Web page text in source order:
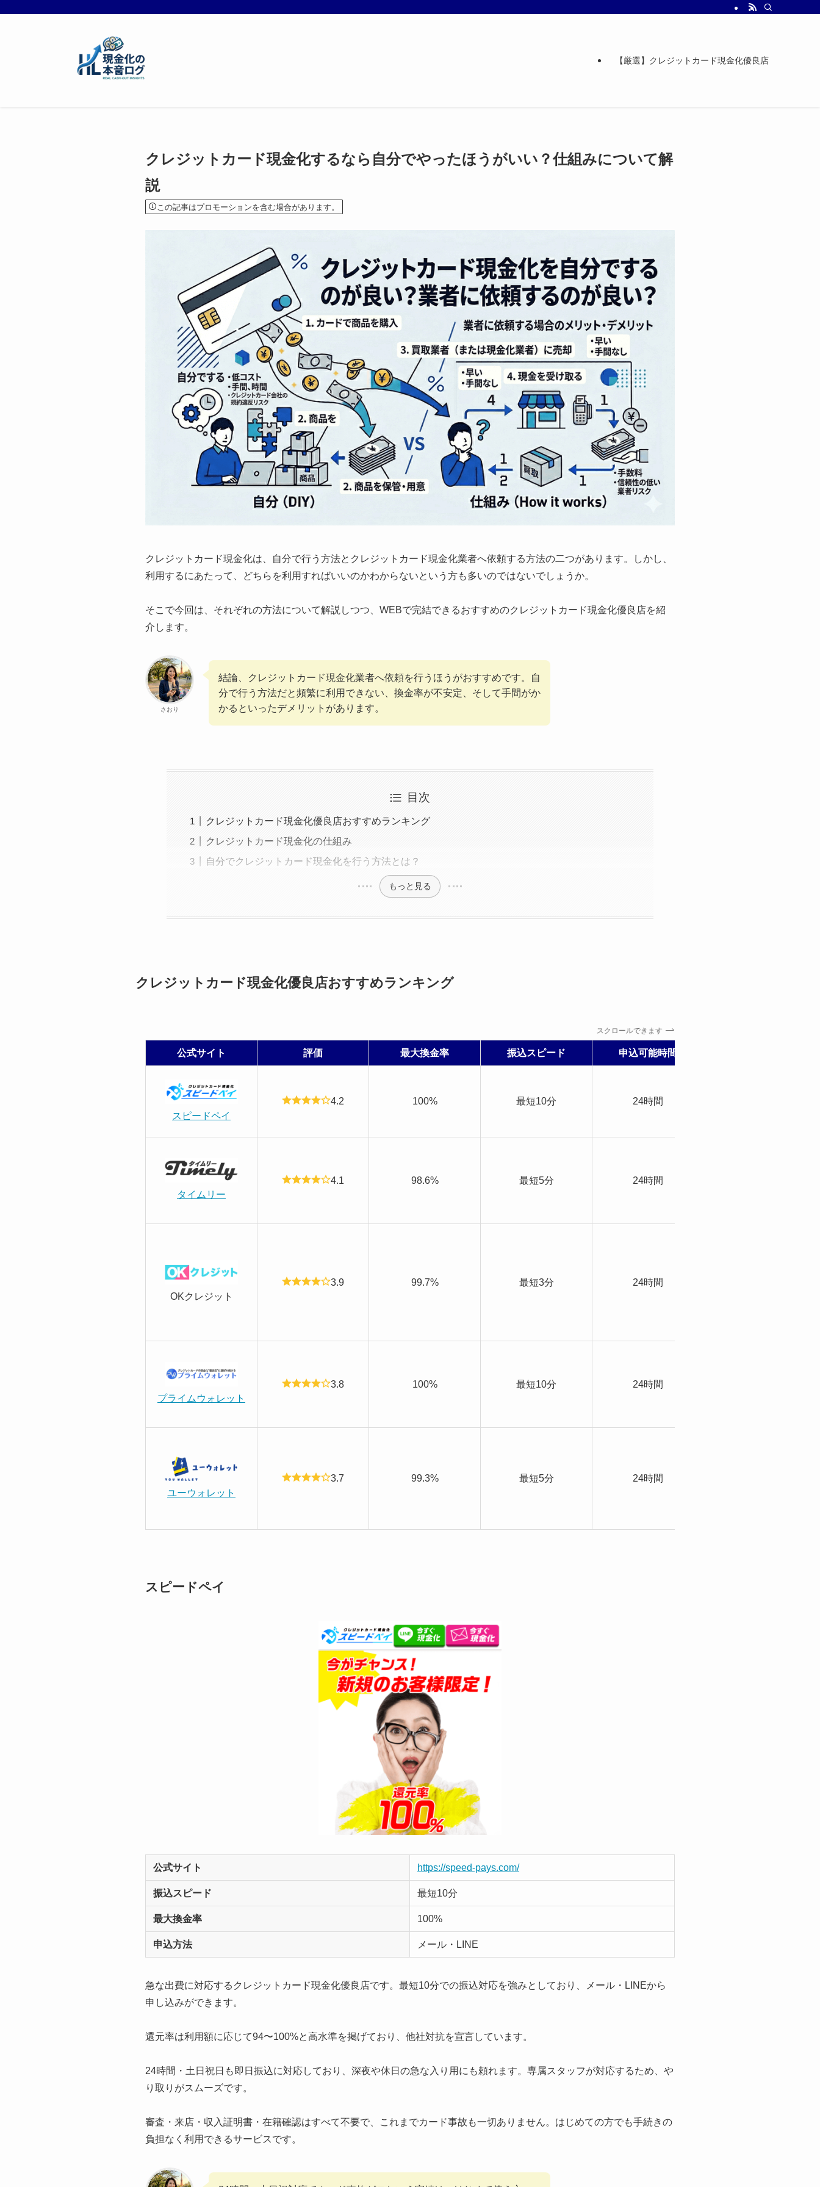
【厳選】クレジットカード現金化優良店
クレジットカード現金化するなら自分でやったほうがいい？仕組みについて解
説
この記事はプロモーションを含む場合があります。
クレジットカード現金化は、自分で行う方法とクレジットカード現金化業者へ依頼する方法の二つがあります。しかし、
利用するにあたって、どちらを利用すればいいのかわからないという方も多いのではないでしょうか。
そこで今回は、それぞれの方法について解説しつつ、WEBで完結できるおすすめのクレジットカード現金化優良店を紹
介します。
さおり
結論、クレジットカード現金化業者へ依頼を行うほうがおすすめです。自
分で行う方法だと頻繁に利用できない、換金率が不安定、そして手間がか
かるといったデメリットがあります。
目次
クレジットカード現金化優良店おすすめランキング
クレジットカード現金化の仕組み
自分でクレジットカード現金化を行う方法とは？
もっと見る
クレジットカード現金化優良店おすすめランキング
スクロールできます
公式サイト 評価 最大換金率 振込スピード 申込可能時間
スピードペイ
4.2 100% 最短10分 24時間
タイムリー
4.1 98.6% 最短5分 24時間
OKクレジット
3.9 99.7% 最短3分 24時間
プライムウォレット
3.8 100% 最短10分 24時間
ユーウォレット
3.7 99.3% 最短5分 24時間
スピードペイ
公式サイト https://speed-pays.com/
振込スピード 最短10分
最大換金率 100%
申込方法 メール・LINE
急な出費に対応するクレジットカード現金化優良店です。最短10分での振込対応を強みとしており、メール・LINEから
申し込みができます。
還元率は利用額に応じて94〜100%と高水準を掲げており、他社対抗を宣言しています。
24時間・土日祝日も即日振込に対応しており、深夜や休日の急な入り用にも頼れます。専属スタッフが対応するため、や
り取りがスムーズです。
審査・来店・収入証明書・在籍確認はすべて不要で、これまでカード事故も一切ありません。はじめての方でも手続きの
負担なく利用できるサービスです。